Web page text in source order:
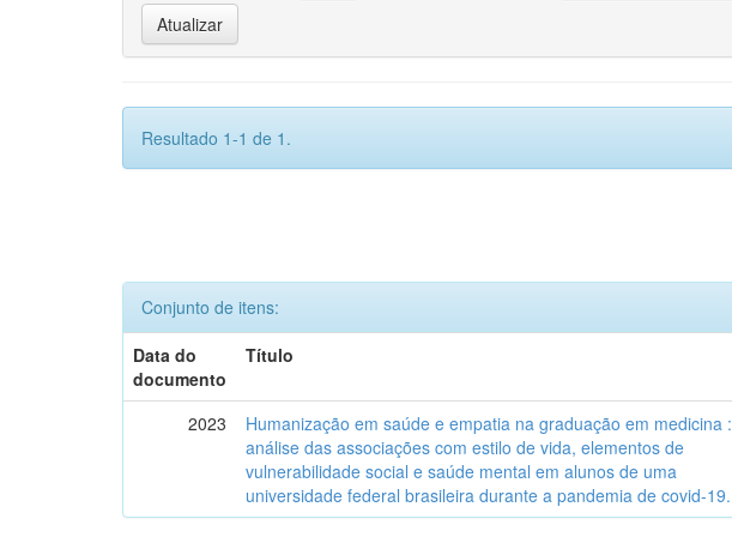
Resultado 1-1 de 1.
Conjunto de itens:
Data do
documento
Título
2023
Humanização em saúde e empatia na graduação em medicina :
análise das associações com estilo de vida, elementos de
vulnerabilidade social e saúde mental em alunos de uma
universidade federal brasileira durante a pandemia de covid-19.